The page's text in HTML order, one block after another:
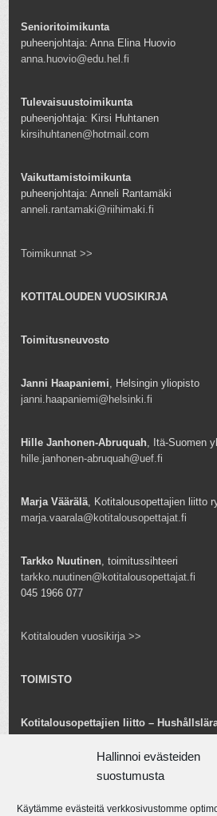
Hallinnoi evästeiden
suostumusta
Käytämme evästeitä verkkosivustomme
Senioritoimikunta
puheenjohtaja: Anna Elina Huovio
anna.huovio@edu.hel.fi
Tulevaisuustoimikunta
puheenjohtaja: Kirsi Huhtanen
kirsihuhtanen@hotmail.com
Vaikuttamistoimikunta
puheenjohtaja: Anneli Rantamäki
anneli.rantamaki@riihimaki.fi
Toimikunnat >>
KOTITALOUDEN VUOSIKIRJA
Toimitusneuvosto
Janni Haapaniemi , Helsingin yliopisto
janni.haapaniemi@helsinki.fi
Hille Janhonen-Abruquah , Itä-Suomen
hille.janhonen-abruquah@uef.fi
Marja Väärälä, Kotitalousopettajien liitto
marja.vaarala@kotitalousopettajat.fi
Tarkko Nuutinen, toimitussihteeri
tarkko.nuutinen@kotitalousopettajat.fi
045 1966 077
Kotitalouden vuosikirja >>
TOIMISTO
Kotitalousopettajien liitto –
toimisto@kotitalousopettajat.fi